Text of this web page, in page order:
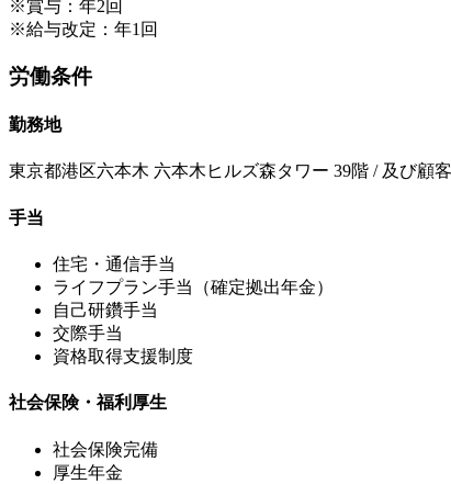
※賞与：年2回
※給与改定：年1回
労働条件
勤務地
東京都港区六本木 六本木ヒルズ森タワー 39階 / 及び顧
手当
住宅・通信手当
ライフプラン手当（確定拠出年金）
自己研鑽手当
交際手当
資格取得支援制度
社会保険・福利厚生
社会保険完備
厚生年金